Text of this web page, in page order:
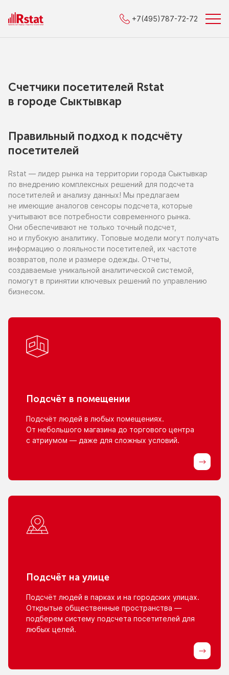
+7(495)787-72-72
Счетчики посетителей Rstat
в городe Сыктывкар
Правильный подход к подсчёту
посетителей
Rstat — лидер рынка на территории города Сыктывкар
по внедрению комплексных решений для подсчета
посетителей и анализу данных! Мы предлагаем
не имеющие аналогов сенсоры подсчета, которые
учитывают все потребности современного рынка.
Они обеспечивают не только точный подсчет,
но и глубокую аналитику. Топовые модели могут получать
информацию о лояльности посетителей, их частоте
возвратов, поле и размере одежды. Отчеты,
создаваемые уникальной аналитической системой,
помогут в принятии ключевых решений по управлению
бизнесом.
Подсчёт в помещении
Подсчёт людей в любых помещениях.
От небольшого магазина до торгового центра
с атриумом — даже для сложных условий.
Подсчёт на улице
Подсчёт людей в парках и на городских улицах.
Открытые общественные пространства —
подберем систему подсчета посетителей для
любых целей.